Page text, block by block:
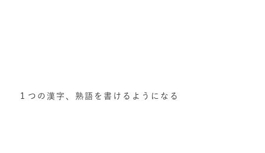
１つの漢字、熟語を書けるようになる